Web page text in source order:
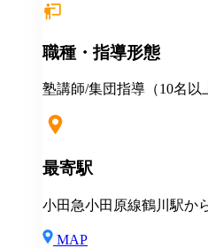
永年勤続表彰 季節講習報
職／教務主任） 各種優待
入社祝金（最大40万円支給） ★地方からの上京
伴う場合 住居の斡旋 引
職種・指導形態
塾講師/集団指導（10名以
最寄駅
小田急小田原線鶴川駅か
MAP